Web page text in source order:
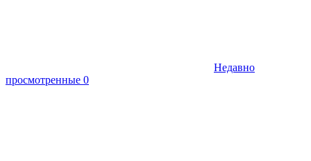
Недавно
просмотренные 0